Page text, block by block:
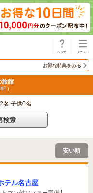
お得な特典をみる
旅館
軒）
名 子供0名
検索
安い順
テル名古屋